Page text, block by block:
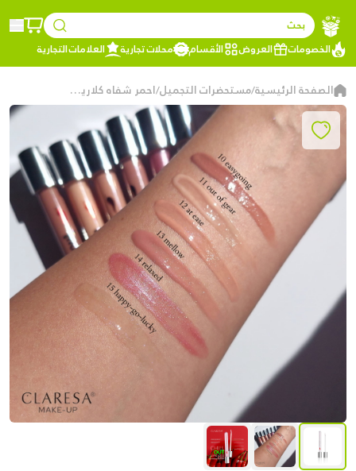
بحث
الخصومات
العروض الأقسام محلات تجارية العلامات التجارية
الصفحة الرئيسية/مستحضرات التجميل/ احمر شفاه كلاريسا تشيلي اوت, 15 - هابي كو لاكي